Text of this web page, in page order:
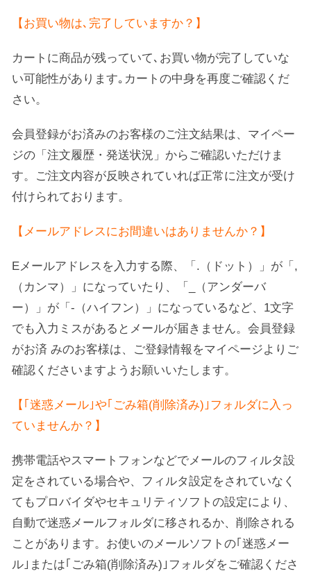
【お買い物は､完了していますか？】
カートに商品が残っていて､お買い物が完了していな
い可能性があります｡カートの中身を再度ご確認くだ
さい。
会員登録がお済みのお客様のご注文結果は、マイペー
ジの「注文履歴・発送状況」からご確認いただけま
す。ご注文内容が反映されていれば正常に注文が受け
付けられております。
【メールアドレスにお間違いはありませんか？】
Eメールアドレスを入力する際、「.（ドット）」が「,
（カンマ）」になっていたり、「_（アンダーバ
ー）」が「-（ハイフン）」になっているなど、1文字
でも入力ミスがあるとメールが届きません。会員登録
がお済 みのお客様は、ご登録情報をマイページよりご
確認くださいますようお願いいたします。
【｢迷惑メール｣や｢ごみ箱(削除済み)｣フォルダに入っ
ていませんか？】
携帯電話やスマートフォンなどでメールのフィルタ設
定をされている場合や、フィルタ設定をされていなく
てもプロバイダやセキュリティソフトの設定により、
自動で迷惑メールフォルダに移されるか、削除される
ことがあります。お使いのメールソフトの｢迷惑メー
ル｣または｢ごみ箱(削除済み)｣フォルダをご確認くださ